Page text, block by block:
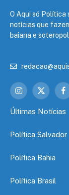
O Aqui só Política
notícias que
baiana e
Instagram
X
Últimas Notícias
Política Salvador
Política Bahia
Política Brasil